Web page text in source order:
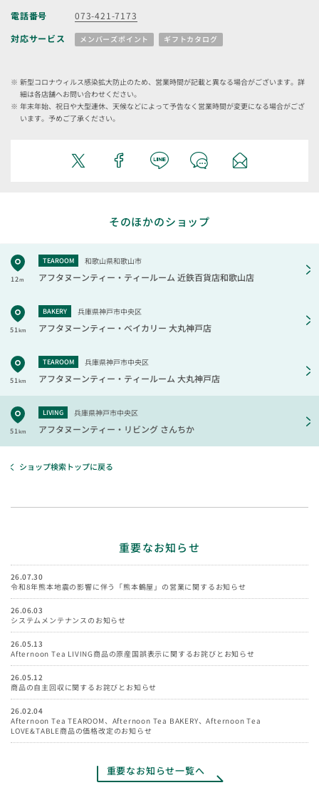
電話番号
073-421-7173
対応サービス
メンバーズポイント ギフトカタログ
新型コロナウィルス感染拡大防止のため、営業時間が記載と異なる場合がございます。詳
細は各店舗へお問い合わせください。
年末年始、祝日や大型連休、天候などによって予告なく営業時間が変更になる場合がござ
います。予めご了承ください。
そのほかのショップ
12m
TEAROOM 和歌山県和歌山市
アフタヌーンティー・ティールーム 近鉄百貨店和歌山店
51km
BAKERY 兵庫県神戸市中央区
アフタヌーンティー・ベイカリー 大丸神戸店
51km
TEAROOM 兵庫県神戸市中央区
アフタヌーンティー・ティールーム 大丸神戸店
51km
LIVING 兵庫県神戸市中央区
アフタヌーンティー・リビング さんちか
ショップ検索トップに戻る
重要なお知らせ
26.07.30
令和8年熊本地震の影響に伴う「熊本鶴屋」の営業に関するお知らせ
26.06.03
システムメンテナンスのお知らせ
26.05.13
Afternoon Tea LIVING商品の原産国誤表示に関するお詫びとお知らせ
26.05.12
商品の自主回収に関するお詫びとお知らせ
26.02.04
Afternoon Tea TEAROOM、Afternoon Tea BAKERY、Afternoon Tea
LOVE&TABLE商品の価格改定のお知らせ
重要なお知らせ一覧へ